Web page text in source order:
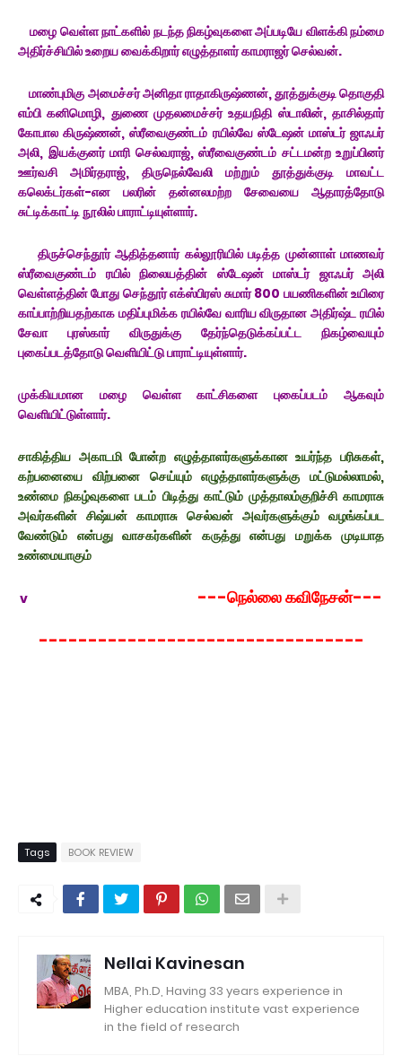
மழை வெள்ள நாட்களில் நடந்த நிகழ்வுகளை அப்படியே விளக்கி நம்மை
அதிர்ச்சியில் உறைய வைக்கிறார் எழுத்தாளர் காமராஜர் செல்வன்.
மாண்புமிகு அமைச்சர் அனிதா ராதாகிருஷ்ணன், தூத்துக்குடி தொகுதி
எம்பி கனிமொழி, துணை முதலமைச்சர் உதயநிதி ஸ்டாலின், தாசில்தார்
கோபால கிருஷ்ணன், ஸ்ரீவைகுண்டம் ரயில்வே ஸ்டேஷன் மாஸ்டர் ஜாஃபர்
அலி, இயக்குனர் மாரி செல்வராஜ், ஸ்ரீவைகுண்டம் சட்டமன்ற உறுப்பினர்
ஊர்வசி அமிர்தராஜ், திருநெல்வேலி மற்றும் தூத்துக்குடி மாவட்ட
கலெக்டர்கள்-என பலரின் தன்னலமற்ற சேவையை ஆதாரத்தோடு
சுட்டிக்காட்டி நூலில் பாராட்டியுள்ளார்.
திருச்செந்தூர் ஆதித்தனார் கல்லூரியில் படித்த முன்னாள் மாணவர்
ஸ்ரீவைகுண்டம் ரயில் நிலையத்தின் ஸ்டேஷன் மாஸ்டர் ஜாஃபர் அலி
வெள்ளத்தின் போது செந்தூர் எக்ஸ்பிரஸ் சுமார் 800 பயணிகளின் உயிரை
காப்பாற்றியதற்காக மதிப்புமிக்க ரயில்வே வாரிய விருதான அதிர்ஷ்ட ரயில்
சேவா புரஸ்கார் விருதுக்கு தேர்ந்தெடுக்கப்பட்ட நிகழ்வையும்
புகைப்படத்தோடு வெளியிட்டு பாராட்டியுள்ளார்.
முக்கியமான மழை வெள்ள காட்சிகளை புகைப்படம் ஆகவும்
வெளியிட்டுள்ளார்.
சாகித்திய அகாடமி போன்ற எழுத்தாளர்களுக்கான உயர்ந்த பரிசுகள்,
கற்பனையை விற்பனை செய்யும் எழுத்தாளர்களுக்கு மட்டுமல்லாமல்,
உண்மை நிகழ்வுகளை படம் பிடித்து காட்டும் முத்தாலம்குறிச்சி காமராசு
அவர்களின் சிஷ்யன் காமராசு செல்வன் அவர்களுக்கும் வழங்கப்பட
வேண்டும் என்பது வாசகர்களின் கருத்து என்பது மறுக்க முடியாத
உண்மையாகும்
v ---நெல்லை கவிநேசன்---
---------------------------------
Tags BOOK REVIEW
Nellai Kavinesan
MBA, Ph.D, Having 33 years experience in
Higher education institute vast experience
in the field of research